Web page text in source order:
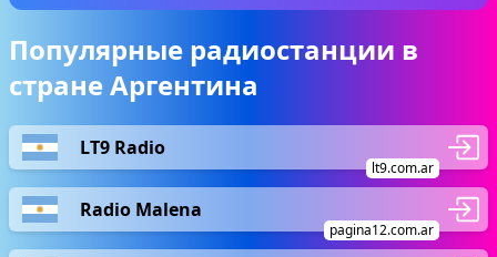
Популярные радиостанции в
стране Аргентина
LT9 Radio
lt9.com.ar
Radio Malena
pagina12.com.ar